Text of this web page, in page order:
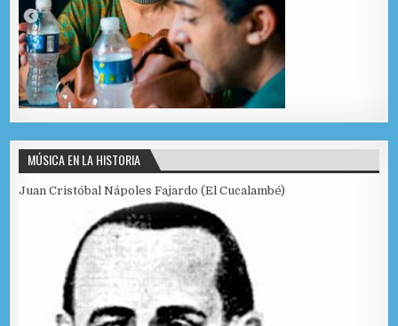
MÚSICA EN LA HISTORIA
Juan Cristóbal Nápoles Fajardo (El Cucalambé)